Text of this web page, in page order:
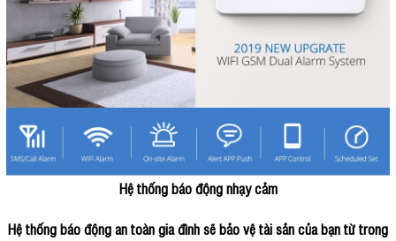
Hệ thống báo động nhạy cảm
Hệ thống báo động an toàn gia đình sẽ bảo vệ tài sản của bạn từ trong